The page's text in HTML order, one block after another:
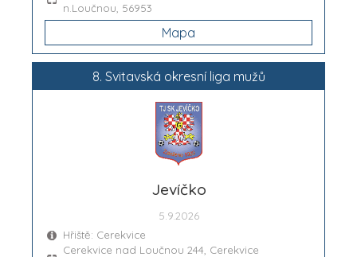
n.Loučnou, 56953
Mapa
8. Svitavská okresní liga mužů
Jevíčko
5.9.2026
Hřiště: Cerekvice
Cerekvice nad Loučnou 244, Cerekvice